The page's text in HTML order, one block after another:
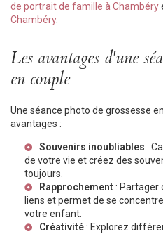
de portrait de famille à Chambéry
Chambéry.
Les avantages d'une
en couple
Une séance photo de grossesse
avantages :
Souvenirs inoubliables :
de votre vie et créez des
toujours.
Rapprochement : Partager
liens et permet de se
votre enfant.
Créativité : Explorez